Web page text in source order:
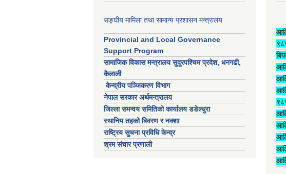
सङ्घीय मामिला तथा सामान्य प्रशासन मन्त्रालय
Provincial and Local Governance
Support Program
सामाजिक विकास मन्त्रालय सुदूरपश्चिम प्रदेश, धनगढी,
कैलाली
केन्द्रीय पञ्जिकरण विभाग
नेपाल सरकार अर्थमन्त्रालय
जिल्ला समन्वय समितिको कार्यालय डडेल्धुरा
स्थानिय तहको बिवरण र नक्शा
राष्ट्रिय सुचना प्रविधि केन्द्र
श्रम संचार प्रणाली